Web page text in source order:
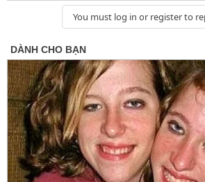
You must log in or register to